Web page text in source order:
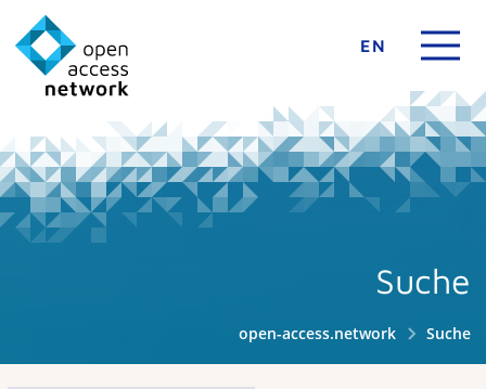
EN
Suche
open-access.network Suche